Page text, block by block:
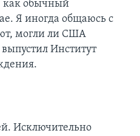
как обычный
Я иногда общаюсь с
могли ли США
Институт
Исключительно